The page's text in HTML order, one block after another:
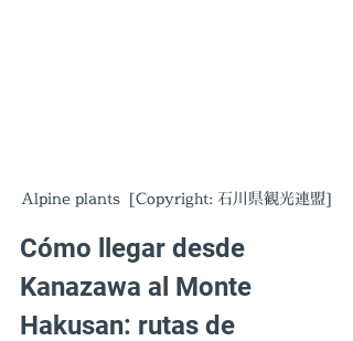
Alpine plants  [Copyright: 石川県観光連盟]
Cómo llegar desde
Kanazawa al Monte
Hakusan: rutas de